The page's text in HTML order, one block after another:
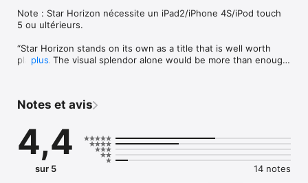
Note : Star Horizon nécessite un iPad2/iPhone 4S/iPod touch
5 ou ultérieurs.
“Star Horizon stands on its own as a title that is well worth
playing. The visual splendor alone would be more than enough
“Star Horizon is a fiery and fitting tribute the likes of
- AppSpy
“Star Horizon serves as a showpiece for the iOS platform(…)
the controls feel fine-tuned to near perfection.”
- MacLife
plus
Notes et avis
4,4
sur 5 14 notes